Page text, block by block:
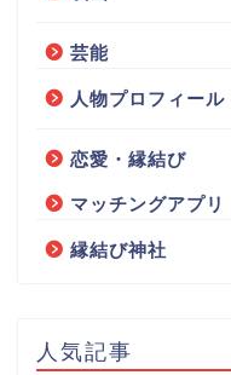
芸能
人物プロフィール
恋愛・縁結び
マッチングアプリ
縁結び神社
人気記事